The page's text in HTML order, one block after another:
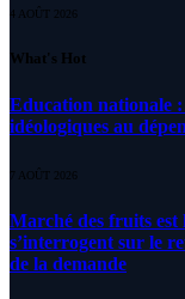
4 AOÛT 2026
What's Hot
Education nationale :
idéologiques au
7 AOÛT 2026
Marché des fruits est
s’interrogent sur le
de la demande